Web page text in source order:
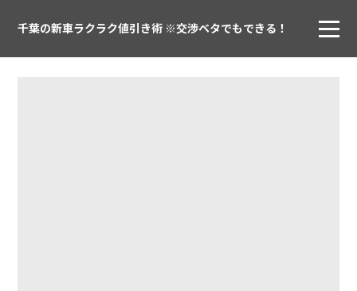
千葉の新車ラクラク値引き術 ※交渉ベタでもできる！